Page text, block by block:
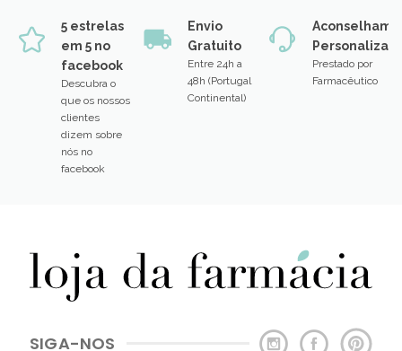
5 estrelas
em 5 no
facebook
Descubra o
que os nossos
clientes
dizem sobre
nós no
facebook
Envio
Gratuito
Entre 24h a
48h (Portugal
Continental)
Prestado por
Farmacêutico
SIGA-NOS